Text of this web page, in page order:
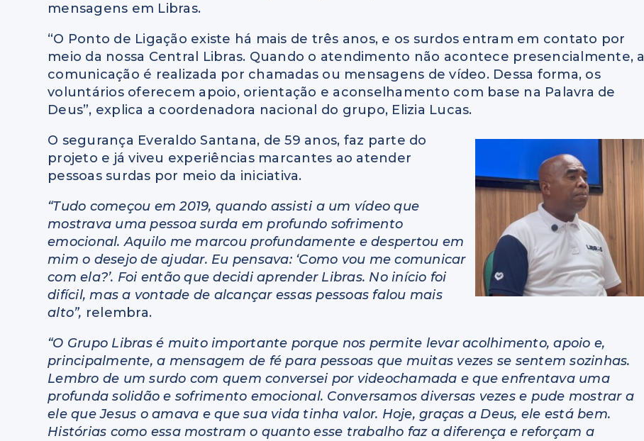
mensagens em Libras.
“O Ponto de Ligação existe há mais de três anos, e os surdos entram em contato por
meio da nossa Central Libras. Quando o atendimento não acontece presencialmente, a
comunicação é realizada por chamadas ou mensagens de vídeo. Dessa forma, os
voluntários oferecem apoio, orientação e aconselhamento com base na Palavra de
Deus”, explica a coordenadora nacional do grupo, Elizia Lucas.
O segurança Everaldo Santana, de 59 anos, faz parte do
projeto e já viveu experiências marcantes ao atender
pessoas surdas por meio da iniciativa.
“Tudo começou em 2019, quando assisti a um vídeo que
mostrava uma pessoa surda em profundo sofrimento
emocional. Aquilo me marcou profundamente e despertou em
mim o desejo de ajudar. Eu pensava: ‘Como vou me comunicar
com ela?’. Foi então que decidi aprender Libras. No início foi
difícil, mas a vontade de alcançar essas pessoas falou mais
alto”, relembra.
“O Grupo Libras é muito importante porque nos permite levar acolhimento, apoio e,
principalmente, a mensagem de fé para pessoas que muitas vezes se sentem sozinhas.
Lembro de um surdo com quem conversei por videochamada e que enfrentava uma
profunda solidão e sofrimento emocional. Conversamos diversas vezes e pude mostrar a
ele que Jesus o amava e que sua vida tinha valor. Hoje, graças a Deus, ele está bem.
Histórias como essa mostram o quanto esse trabalho faz a diferença e reforçam a